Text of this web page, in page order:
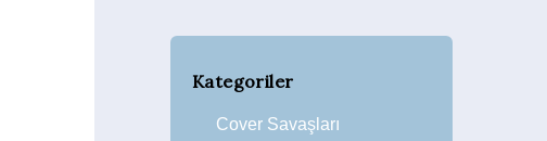
Kategoriler
Cover Savaşları